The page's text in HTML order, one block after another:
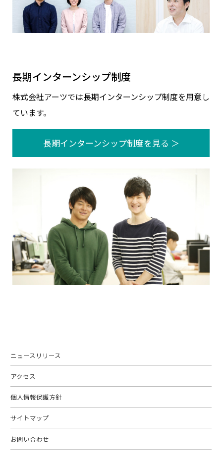
長期インターンシップ制度
株式会社アーツでは長期インターンシップ制度を用意し
ています。
長期インターンシップ制度を見る ＞
ニュースリリース
アクセス
個人情報保護方針
サイトマップ
お問い合わせ